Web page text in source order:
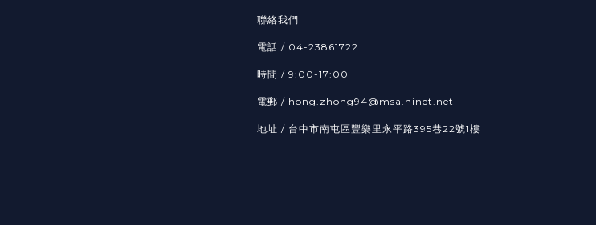
聯絡我們
電話 / 04-23861722
時間 / 9:00-17:00
電郵 / hong.zhong94@msa.hinet.net
地址 / 台中市南屯區豐樂里永平路395巷22號1樓